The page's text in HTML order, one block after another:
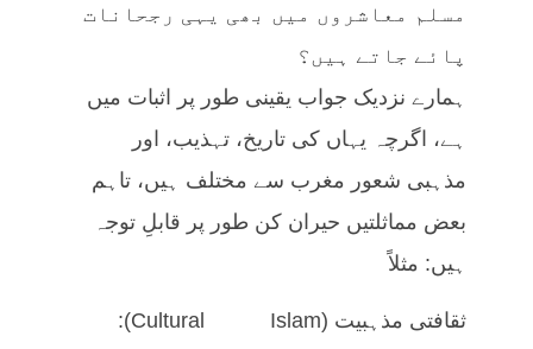
مسلم معاشروں میں بھی یہی رجحانات
پائے جاتے ہیں؟
ہمارے نزدیک جواب یقینی طور پر اثبات میں
ہے، اگرچہ یہاں کی تاریخ، تہذیب، اور
مذہبی شعور مغرب سے مختلف ہیں، تاہم
بعض مماثلتیں حیران کن طور پر قابلِ توجہ
ہیں: مثلاً
ثقافتی مذہبیت (Cultural Islam):